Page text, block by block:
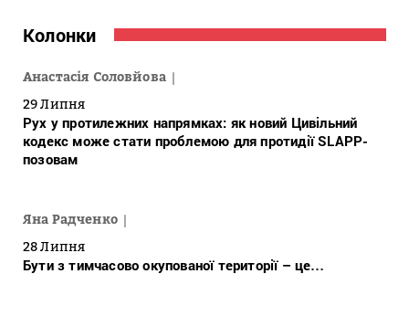
Колонки
Анастасія Соловйова
29 Липня
Рух у протилежних напрямках: як новий Цивільний
кодекс може стати проблемою для протидії SLAPP-
позовам
Яна Радченко
28 Липня
Бути з тимчасово окупованої території – це…